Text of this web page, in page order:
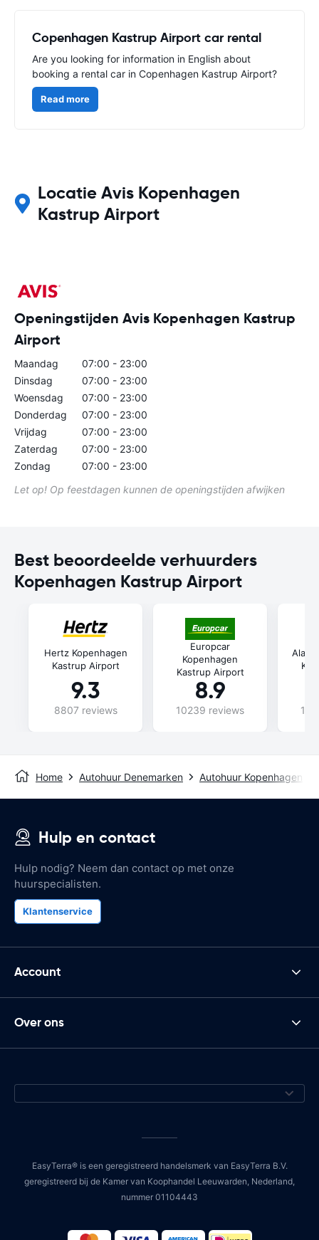
Copenhagen Kastrup Airport car rental
Are you looking for information in English about
booking a rental car in Copenhagen Kastrup Airport?
Read more
Locatie Avis Kopenhagen
Kastrup Airport
Openingstijden Avis Kopenhagen Kastrup
Airport
Maandag
07:00 - 23:00
Dinsdag
07:00 - 23:00
Woensdag
07:00 - 23:00
Donderdag
07:00 - 23:00
Vrijdag
07:00 - 23:00
Zaterdag
07:00 - 23:00
Zondag
07:00 - 23:00
Let op! Op feestdagen kunnen de openingstijden afwijken
Best beoordeelde verhuurders
Kopenhagen Kastrup Airport
Hertz Kopenhagen
Kastrup Airport
9.3
8807 reviews
Europcar
Kopenhagen
Kastrup Airport
8.9
10239 reviews
Home Autohuur Denemarken Autohuur Kopenhagen
Hulp en contact
Hulp nodig? Neem dan contact op met onze
huurspecialisten.
Klantenservice
Account
Over ons
EasyTerra® is een geregistreerd handelsmerk van EasyTerra B.V.
geregistreerd bij de Kamer van Koophandel Leeuwarden, Nederland,
nummer 01104443